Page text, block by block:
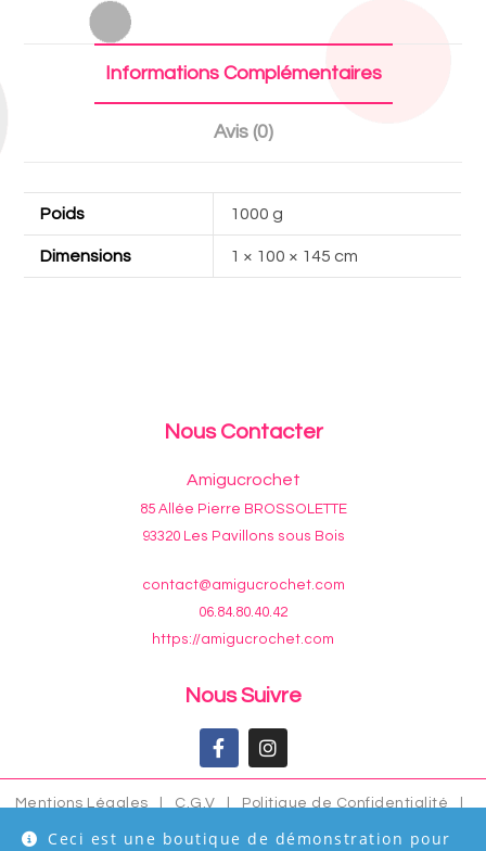
Ceci est une boutique de démonstration pour
Informations Complémentaires
Avis (0)
Poids 1000 g
Dimensions 1 × 100 × 145 cm
Nous Contacter
Amigucrochet
85 Allée Pierre BROSSOLETTE
93320 Les Pavillons sous Bois
contact@amigucrochet.com
06.84.80.40.42
https://amigucrochet.com
Nous Suivre
Mentions Légales C.G.V Politique de Confidentialité
Plan du Site